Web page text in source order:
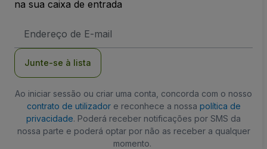
na sua caixa de entrada
de
Junte-se à lista
Ao iniciar sessão ou criar uma conta, concorda com o nosso
contrato de utilizadore reconhece a nossa política de
privacidade. Poderá receber notificações por SMS da
nossa parte e poderá optar por não as receber a qualquer
momento.